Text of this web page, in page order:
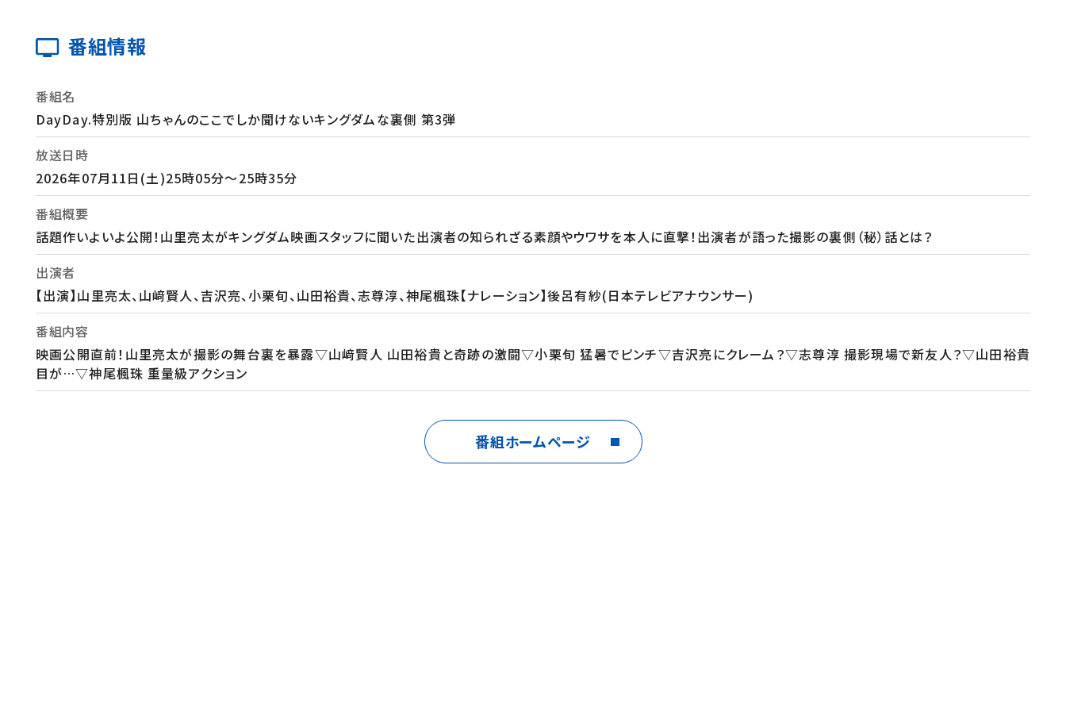
番組情報
番組名
DayDay.特別版 山ちゃんのここでしか聞けないキングダムな裏側 第3弾
放送日時
2026年07月11日(土)25時05分～25時35分
番組概要
話題作いよいよ公開！山里亮太がキングダム映画スタッフに聞いた出演者の知られざる素顔やウワサを本人に直撃！出演者が語った撮影の裏側（秘）話とは？
出演者
【出演】山里亮太、山﨑賢人、吉沢亮、小栗旬、山田裕貴、志尊淳、神尾楓珠【ナレーション】後呂有紗(日本テレビアナウンサー)
番組内容
映画公開直前！山里亮太が撮影の舞台裏を暴露▽山﨑賢人 山田裕貴と奇跡の激闘▽小栗旬 猛暑でピンチ▽吉沢亮にクレーム？▽志尊淳 撮影現場で新友人？▽山田裕貴
目が…▽神尾楓珠 重量級アクション
番組ホームページ